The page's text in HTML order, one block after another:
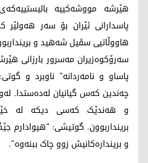
هێرشە مووشەکییە
پاسدارانی ئێران بۆ سەر هەولێر
هاووڵاتیی سڤیل شەهید و
سەرۆکوەزیران مەسرور بارزانی
پاساو و نامەردانە" ناوبرد و
چەندین کەس گیانیان لەدەستدا.
و هەندێک کەسی دیکە لە
برینداربوون. گوتیشی:
و بریندارەکانیش زوو چاک ببنەوە".